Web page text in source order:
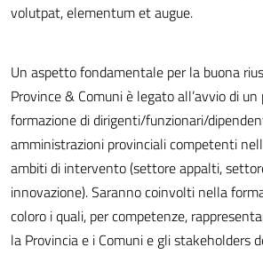
volutpat, elementum et augue.
Un aspetto fondamentale per la buona
Province & Comuni è legato all’avvio di un
formazione di dirigenti/funzionari/
amministrazioni provinciali competenti
ambiti di intervento (settore appalti,
innovazione). Saranno coinvolti nella
coloro i quali, per competenze,
la Provincia e i Comuni e gli stakeholders